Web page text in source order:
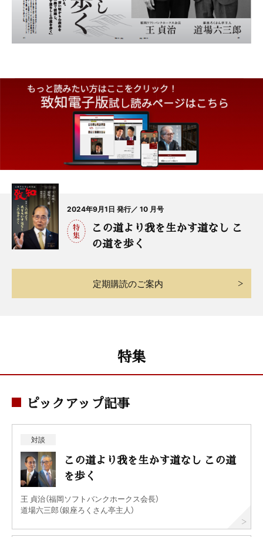
2024年9月1日 発行／ 10 月号
この道より我を生かす道なし こ
の道を歩く
定期購読のご案内
特集
ピックアップ記事
対談
この道より我を生かす道なし この道
を歩く
王 貞治（福岡ソフトバンクホークス会長）
道場六三郎（銀座ろくさん亭主人）